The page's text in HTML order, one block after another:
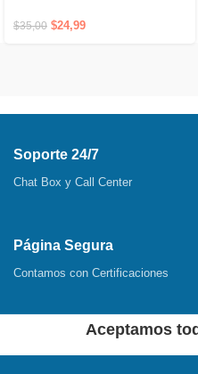
Puerto USB y Cierre Oculto
$35,00 $24,99
Soporte 24/7
Chat Box y Call Center
Página Segura
Contamos con Certificaciones
Aceptamos